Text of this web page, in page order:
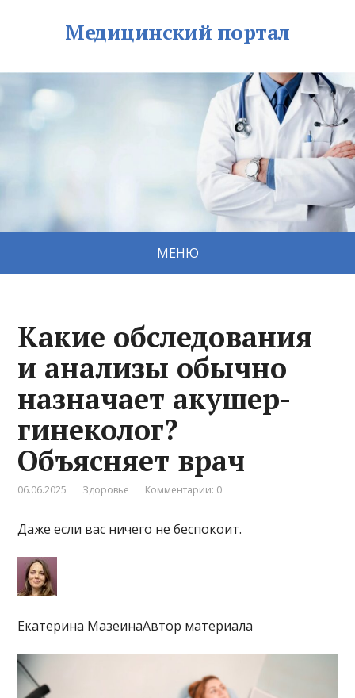
Медицинский портал
МЕНЮ
Какие обследования
и анализы обычно
назначает акушер-
гинеколог?
Объясняет врач
06.06.2025 Здоровье Комментарии: 0
Даже если вас ничего не беспокоит.
Екатерина МазеинаАвтор материала